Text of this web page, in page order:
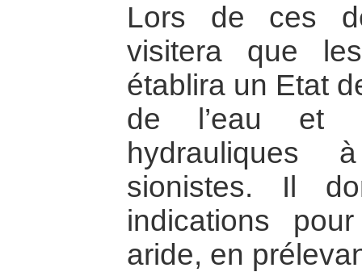
Lors de ces
visitera que
établira un Etat
de l’eau et
sionistes. Il
indications
aride, en